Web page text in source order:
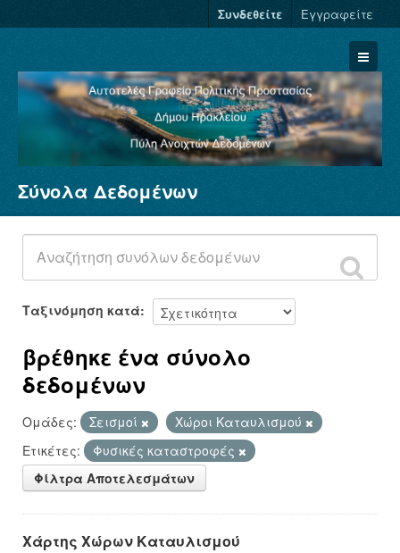
Συνδεθείτε Εγγραφείτε
Σύνολα Δεδομένων
Φορείς
Ομάδες
Σχετικά
Σύνολα Δεδομένων
Ταξινόμηση κατά
βρέθηκε ένα σύνολο
δεδομένων
Ομάδες: Σεισμοί
Χώροι Καταυλισμού
Ετικέτες:
Φυσικές καταστροφές
Φίλτρα Αποτελεσμάτων
Χάρτης Χώρων Καταυλισμού